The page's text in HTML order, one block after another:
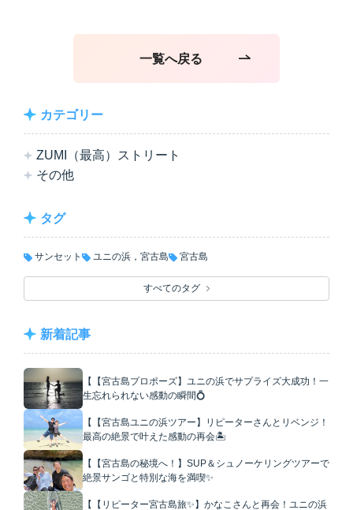
一覧へ戻る
カテゴリー
ZUMI（最高）ストリート
その他
タグ
サンセット ユニの浜，宮古島 宮古島
すべてのタグ
新着記事
【【宮古島プロポーズ】ユニの浜でサプライズ大成功！一
生忘れられない感動の瞬間💍
【【宮古島ユニの浜ツアー】リピーターさんとリベンジ！
最高の絶景で叶えた感動の再会🏝️
【【宮古島の秘境へ！】SUP＆シュノーケリングツアーで
絶景サンゴと特別な海を満喫✨
【【リピーター宮古島旅✨】かなこさんと再会！ユニの浜